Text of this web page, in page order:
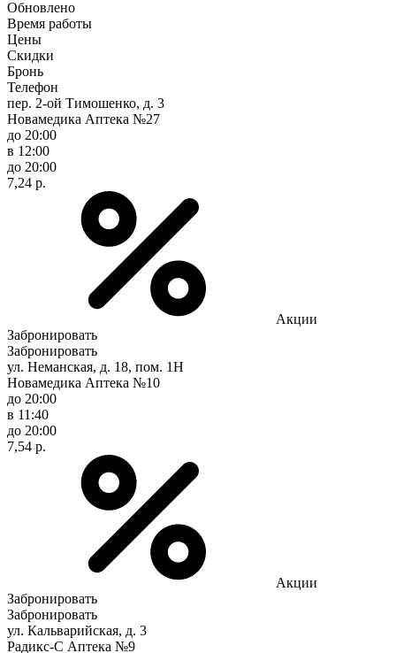
Обновлено
Время работы
Цены
Скидки
Бронь
Телефон
пер. 2-ой Тимошенко, д. 3
Новамедика Аптека №27
до 20:00
в 12:00
до 20:00
7,24 р.
Акции
Забронировать
Забронировать
ул. Неманская, д. 18, пом. 1Н
Новамедика Аптека №10
до 20:00
в 11:40
до 20:00
7,54 р.
Акции
Забронировать
Забронировать
ул. Кальварийская, д. 3
Радикс-С Аптека №9